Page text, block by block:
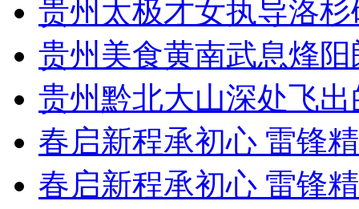
贵州太极才女执导洛
贵州美食黄南武息烽
贵州黔北大山深处飞
春启新程承初心 雷锋
春启新程承初心 雷锋